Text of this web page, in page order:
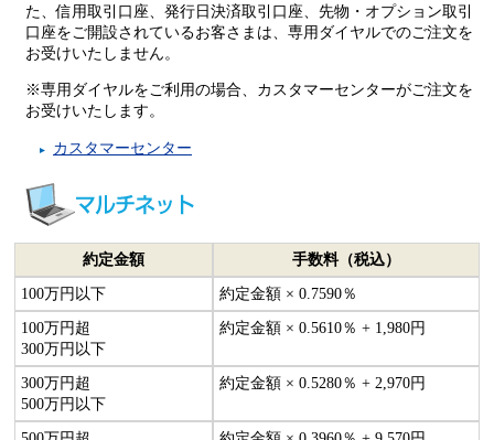
た、信用取引口座、発行日決済取引口座、先物・オプション取引
口座をご開設されているお客さまは、専用ダイヤルでのご注文を
お受けいたしません。
※専用ダイヤルをご利用の場合、カスタマーセンターがご注文を
お受けいたします。
カスタマーセンター
約定金額
手数料（税込）
100万円以下
約定金額 × 0.7590％
100万円超
300万円以下
約定金額 × 0.5610％ + 1,980円
300万円超
500万円以下
約定金額 × 0.5280％ + 2,970円